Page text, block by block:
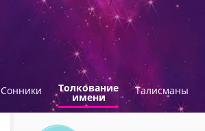
Сонники Толкование
имени
Талисманы